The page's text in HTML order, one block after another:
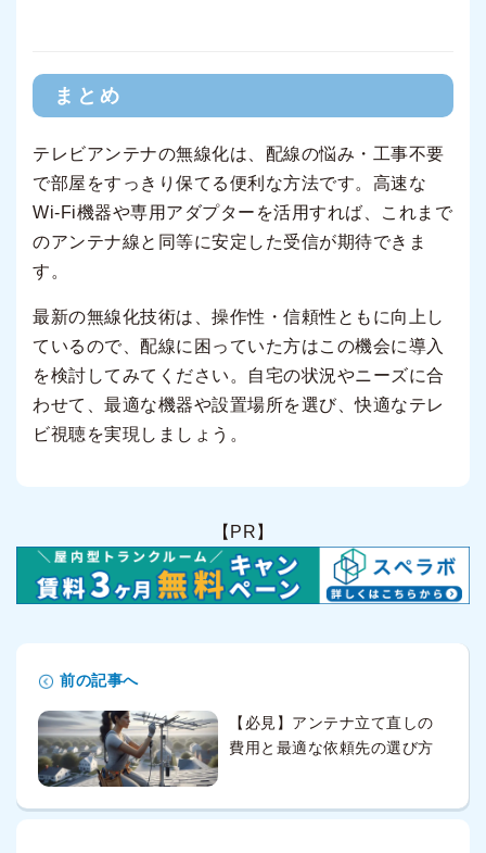
まとめ
テレビアンテナの無線化は、配線の悩み・工事不要
で部屋をすっきり保てる便利な方法です。高速な
Wi-Fi機器や専用アダプターを活用すれば、これまで
のアンテナ線と同等に安定した受信が期待できま
す。
最新の無線化技術は、操作性・信頼性ともに向上し
ているので、配線に困っていた方はこの機会に導入
を検討してみてください。自宅の状況やニーズに合
わせて、最適な機器や設置場所を選び、快適なテレ
ビ視聴を実現しましょう。
【PR】
前の記事へ
【必見】アンテナ立て直しの
費用と最適な依頼先の選び方